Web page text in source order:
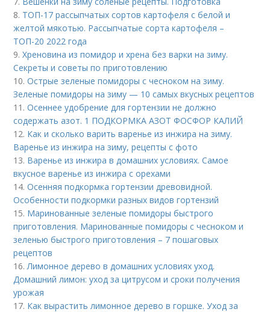
8. ТОП-17 рассыпчатых сортов картофеля с белой и
желтой мякотью. Рассыпчатые сорта картофеля –
ТОП-20 2022 года
9.Хреновина из помидор и хрена без варки на зиму.
Секреты и советы по приготовлению
10.Острые зеленые помидоры с чесноком на зиму.
Зеленые помидоры на зиму — 10 самых вкусных рецептов
11.Осеннее удобрение для гортензии не должно
содержать азот. 1 ПОДКОРМКА АЗОТ ФОСФОР КАЛИЙ
12. Как и сколько варить варенье из инжира на зиму.
Варенье из инжира на зиму, рецепты с фото
13. Варенье из инжира в домашних условиях. Самое
вкусное варенье из инжира с орехами
14.Осенняя подкормка гортензии древовидной.
Особенности подкормки разных видов гортензий
15. Маринованные зеленые помидоры быстрого
приготовления. Маринованные помидоры с чесноком и
зеленью быстрого приготовления – 7 пошаговых
рецептов
16.Лимонное дерево в домашних условиях уход.
Домашний лимон: уход за цитрусом и сроки получения
урожая
17. Как вырастить лимонное дерево в горшке. Уход за